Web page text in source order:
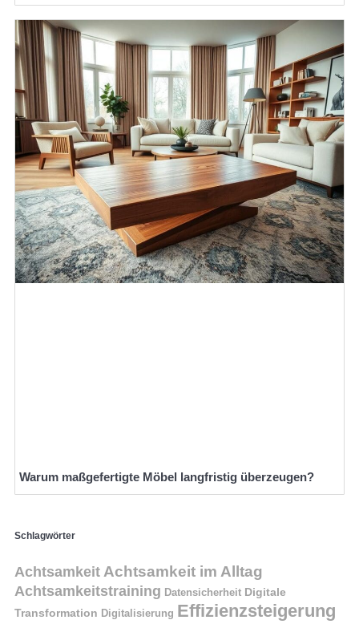
Warum maßgefertigte Möbel langfristig überzeugen?
Schlagwörter
Achtsamkeit Achtsamkeit im Alltag
Achtsamkeitstraining Datensicherheit Digitale
Transformation Digitalisierung Effizienzsteigerung